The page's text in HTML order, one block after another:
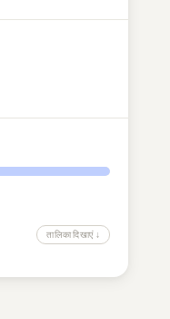
तालिका दिखाएं ↓